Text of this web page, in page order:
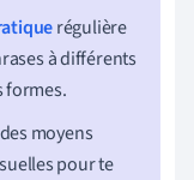
régulière
à différents
formes.
moyens
pour te